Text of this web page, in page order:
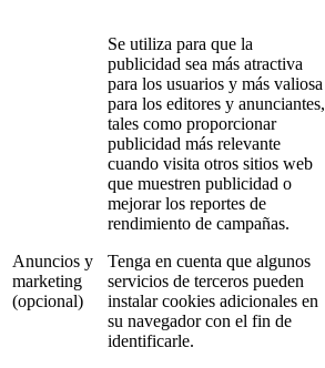
Anuncios y
marketing
(opcional)
Se utiliza para que la
publicidad sea más atractiva
para los usuarios y más valiosa
para los editores y anunciantes,
tales como proporcionar
publicidad más relevante
cuando visita otros sitios web
que muestren publicidad o
mejorar los reportes de
rendimiento de campañas.
Tenga en cuenta que algunos
servicios de terceros pueden
instalar cookies adicionales en
su navegador con el fin de
identificarle.